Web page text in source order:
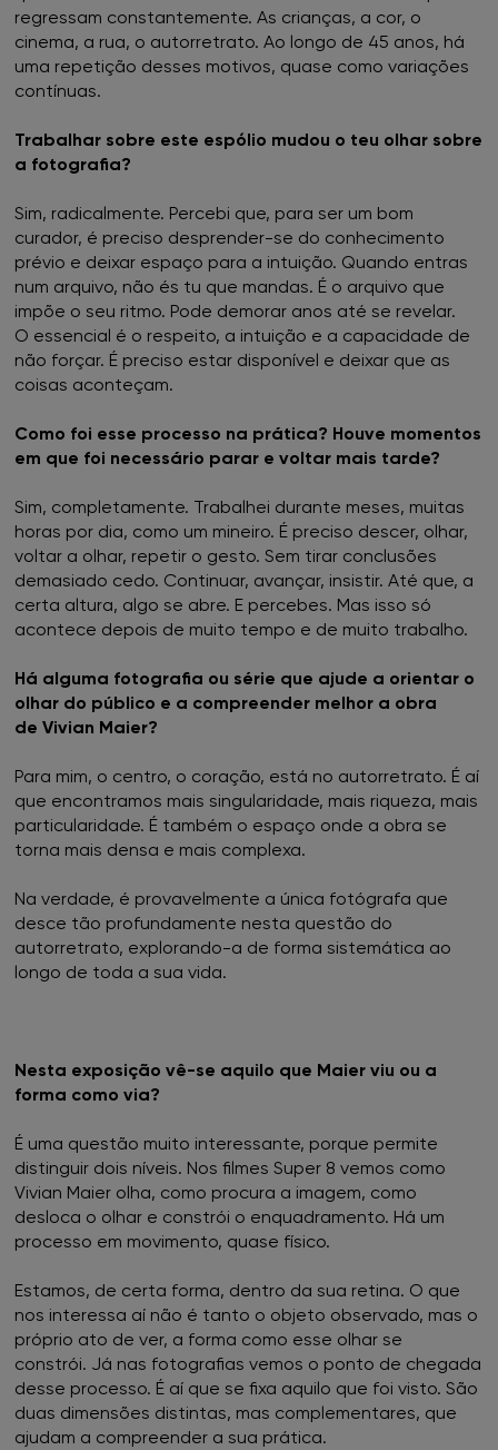
FNAC Vasco da Gama
FNAC Viana do Castelo
FNAC Vila Real
regressam constantemente. As crianças, a cor, o
cinema, a rua, o autorretrato. Ao longo de 45 anos, há
uma repetição desses motivos, quase como variações
contínuas.
Trabalhar sobre este espólio mudou o teu olhar sobre
a fotografia?
Sim, radicalmente. Percebi que, para ser um bom
curador, é preciso desprender-se do conhecimento
prévio e deixar espaço para a intuição. Quando entras
num arquivo, não és tu que mandas. É o arquivo que
impõe o seu ritmo. Pode demorar anos até se revelar.
O essencial é o respeito, a intuição e a capacidade de
não forçar. É preciso estar disponível e deixar que as
coisas aconteçam.
Como foi esse processo na prática? Houve momentos
em que foi necessário parar e voltar mais tarde?
Sim, completamente. Trabalhei durante meses, muitas
horas por dia, como um mineiro. É preciso descer, olhar,
voltar a olhar, repetir o gesto. Sem tirar conclusões
demasiado cedo. Continuar, avançar, insistir. Até que, a
certa altura, algo se abre. E percebes. Mas isso só
acontece depois de muito tempo e de muito trabalho.
Há alguma fotografia ou série que ajude a orientar o
olhar do público e a compreender melhor a obra
de Vivian Maier?
Para mim, o centro, o coração, está no autorretrato. É aí
que encontramos mais singularidade, mais riqueza, mais
particularidade. É também o espaço onde a obra se
torna mais densa e mais complexa.
Na verdade, é provavelmente a única fotógrafa que
desce tão profundamente nesta questão do
autorretrato, explorando-a de forma sistemática ao
longo de toda a sua vida.
Nesta exposição vê-se aquilo que Maier viu ou a
forma como via?
É uma questão muito interessante, porque permite
distinguir dois níveis. Nos filmes Super 8 vemos como
Vivian Maier olha, como procura a imagem, como
desloca o olhar e constrói o enquadramento. Há um
processo em movimento, quase físico.
Estamos, de certa forma, dentro da sua retina. O que
nos interessa aí não é tanto o objeto observado, mas o
próprio ato de ver, a forma como esse olhar se
constrói. Já nas fotografias vemos o ponto de chegada
desse processo. É aí que se fixa aquilo que foi visto. São
duas dimensões distintas, mas complementares, que
ajudam a compreender a sua prática.